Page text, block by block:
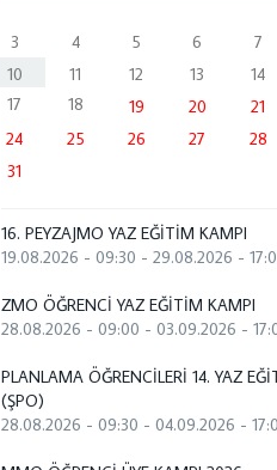
3
4 5 6 7
10
11 12 13 14
17
18 19 20 21
24
25 26 27 28
31
16. PEYZAJMO YAZ EĞİTİM KAMPI
19.08.2026 - 09:30 -29.08.2026 -
ZMO ÖĞRENCİ YAZ EĞİTİM KAMPI
28.08.2026 - 09:00 -03.09.2026 -
PLANLAMA ÖĞRENCİLERİ 14. YAZ
(ŞPO)
28.08.2026 - 09:30 -04.09.2026 -